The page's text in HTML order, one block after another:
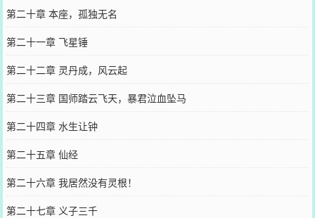
第二十章 本座，孤独无名
第二十一章 飞星锤
第二十二章 灵丹成，风云起
第二十三章 国师踏云飞天，暴君泣血坠马
第二十四章 水生让钟
第二十五章 仙经
第二十六章 我居然没有灵根！
第二十七章 义子三千